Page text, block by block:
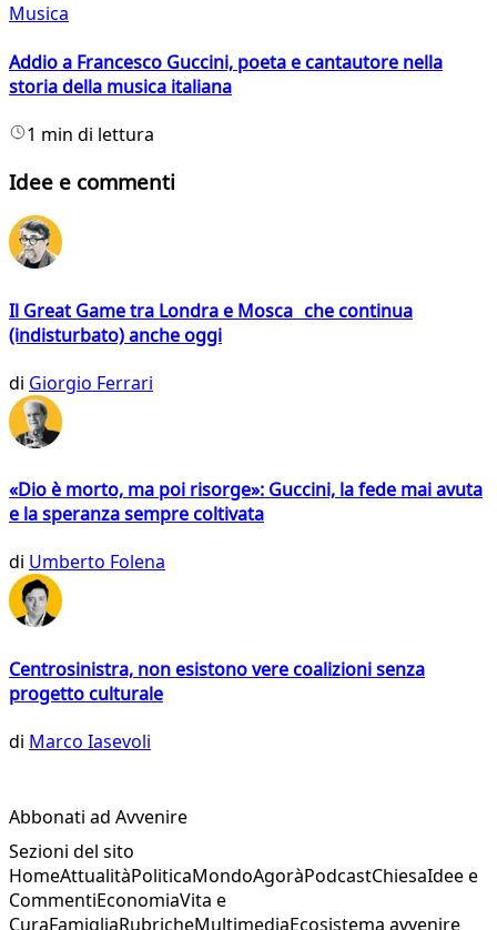
Musica
Addio a Francesco Guccini, poeta e cantautore nella
storia della musica italiana
1 min di lettura
Idee e commenti
Il Great Game tra Londra e Mosca che continua
(indisturbato) anche oggi
di Giorgio Ferrari
«Dio è morto, ma poi risorge»: Guccini, la fede mai avuta
e la speranza sempre coltivata
di Umberto Folena
Centrosinistra, non esistono vere coalizioni senza
progetto culturale
di Marco Iasevoli
Abbonati ad Avvenire
Sezioni del sito
HomeAttualitàPoliticaMondoAgoràPodcastChiesaIdee e
CommentiEconomiaVita e
CuraFamigliaRubricheMultimediaEcosistema avvenire